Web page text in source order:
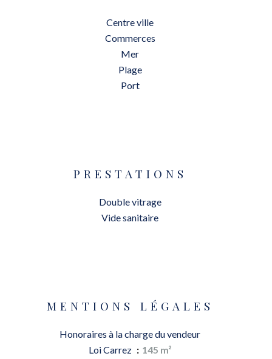
Centre ville
Commerces
Mer
Plage
Port
PRESTATIONS
Double vitrage
Vide sanitaire
MENTIONS LÉGALES
Honoraires à la charge du vendeur
Loi Carrez
145 m²